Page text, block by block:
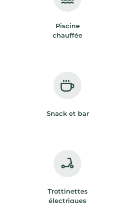
Piscine
chauffée
Snack et bar
Trottinettes
électriques